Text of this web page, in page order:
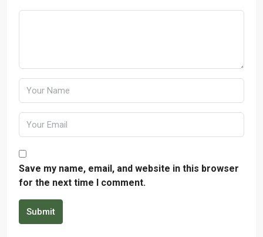
Save my name, email, and website in this browser
for the next time I comment.
Submit